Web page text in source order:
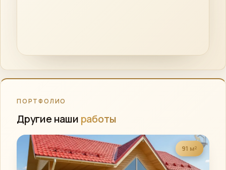
ПОРТФОЛИО
Другие наши работы
91 м²